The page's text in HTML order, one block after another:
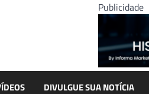
Publicidade
DIVULGUE SUA NOTÍCIA